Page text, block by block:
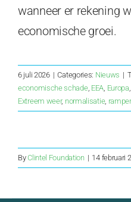
wanneer er rekening
economische groei.
6 juli 2026 | Categories: Nieuws |
economische schade, EEA, Europa,
Extreem weer, normalisatie,
ByClintel Foundation | 14 februari